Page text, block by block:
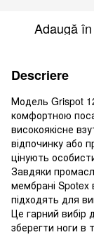
Adaugă
Descriere
Модель Grispot
комфортною
високоякісне
відпочинку або
цінують
Завдяки
мембрані Spotex
підходять для
Це гарний вибір
зберегти ноги в